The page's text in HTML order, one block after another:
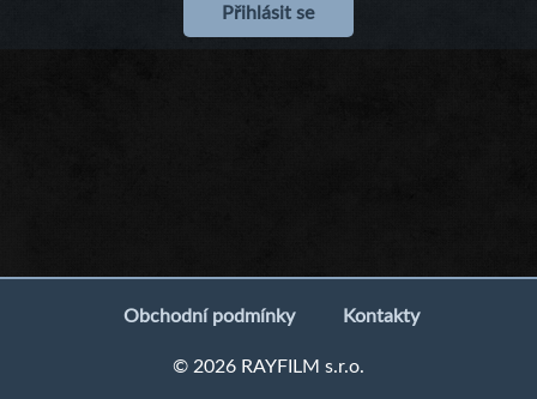
Obchodní podmínky Kontakty
© 2026 RAYFILM s.r.o.